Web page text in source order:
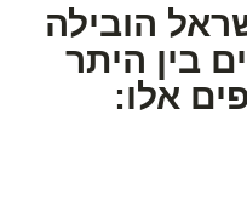
הובילה
בין היתר
אלו: